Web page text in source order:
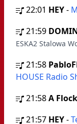
22:01 HEY-
21:59
ESKA2 Stalowa
21:58
HOUSE Radio
21:58A
21:57 HEY-